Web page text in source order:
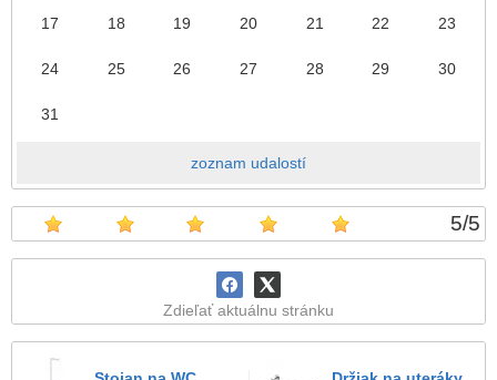
17 18 19 20 21 22 23
24 25 26 27 28 29 30
31
zoznam udalostí
5/5
Zdieľať aktuálnu stránku